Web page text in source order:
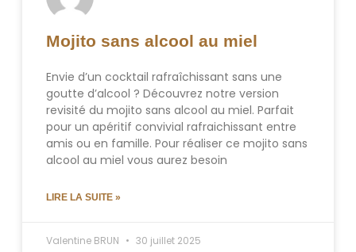
Mojito sans alcool au miel
Envie d’un cocktail rafraîchissant sans une
goutte d’alcool ? Découvrez notre version
revisité du mojito sans alcool au miel. Parfait
pour un apéritif convivial rafraichissant entre
amis ou en famille. Pour réaliser ce mojito sans
alcool au miel vous aurez besoin
LIRE LA SUITE »
Valentine BRUN 30 juillet 2025